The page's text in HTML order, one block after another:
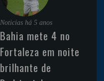
Noticias há 5 anos
Bahia mete 4 no
Fortaleza em noite
brilhante de